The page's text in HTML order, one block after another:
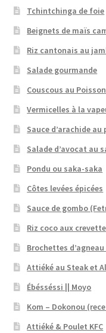
Tchintchinga de foie
Beignets de maïs
Riz cantonais au
Salade gourmande
Couscous au
Vermicelles à la
Sauce d’arachide
Salade d’avocat au
Pondu ou saka-saka
Côtes levées épicées
Sauce de gombo
Riz coco aux
Brochettes
Attiéké au Steak et
Ébésséssi || Moyo
Kom – Dokonou
Attiéké & Poulet KFC